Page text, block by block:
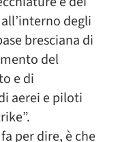
degli
bresciana di
del
e di
aerei e piloti
per dire, è che